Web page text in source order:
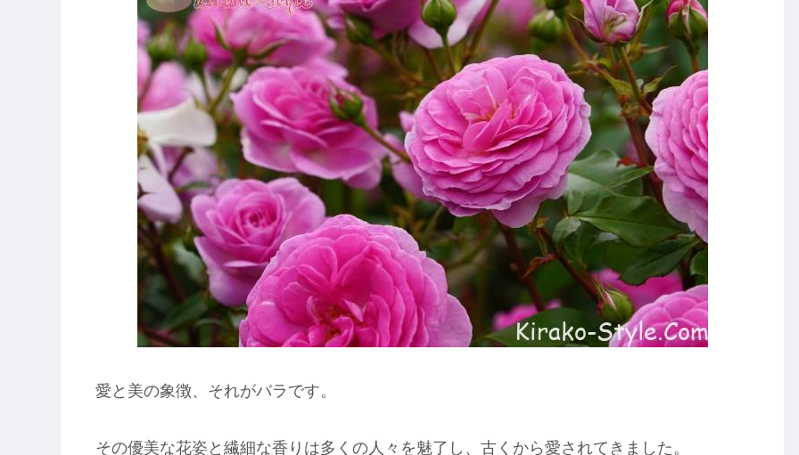
愛と美の象徴、それがバラです。
その優美な花姿と繊細な香りは多くの人々を魅了し、古くから愛されてきました。